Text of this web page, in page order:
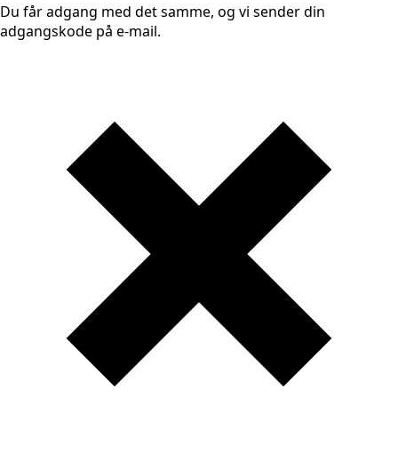
Du får adgang med det samme, og vi sender din
adgangskode på e-mail.